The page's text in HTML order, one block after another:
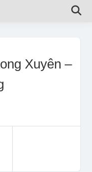
Xuyên –